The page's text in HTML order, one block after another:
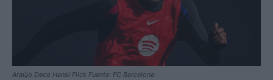
Araújo Deco Hansi Flick Fuente: FC Barcelona